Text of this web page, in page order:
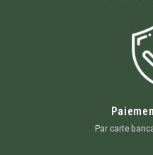
Par carte